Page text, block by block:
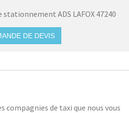
ADS LAFOX 47240
DE DEVIS
compagnies de taxi que nous vous